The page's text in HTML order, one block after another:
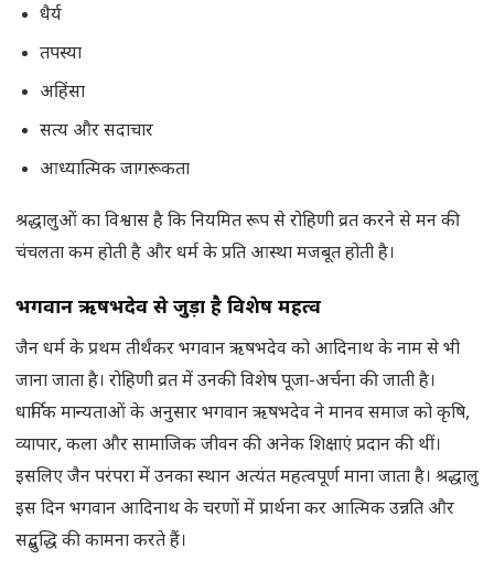
धैर्य
तपस्या
अहिंसा
सत्य और सदाचार
आध्यात्मिक जागरूकता
श्रद्धालुओं का विश्वास है कि नियमित रूप से रोहिणी व्रत करने से मन की
चंचलता कम होती है और धर्म के प्रति आस्था मजबूत होती है।
भगवान ऋषभदेव से जुड़ा है विशेष महत्व
जैन धर्म के प्रथम तीर्थंकर भगवान ऋषभदेव को आदिनाथ के नाम से भी
जाना जाता है। रोहिणी व्रत में उनकी विशेष पूजा-अर्चना की जाती है।
धार्मिक मान्यताओं के अनुसार भगवान ऋषभदेव ने मानव समाज को कृषि,
व्यापार, कला और सामाजिक जीवन की अनेक शिक्षाएं प्रदान की थीं।
इसलिए जैन परंपरा में उनका स्थान अत्यंत महत्वपूर्ण माना जाता है। श्रद्धालु
इस दिन भगवान आदिनाथ के चरणों में प्रार्थना कर आत्मिक उन्नति और
सद्बुद्धि की कामना करते हैं।